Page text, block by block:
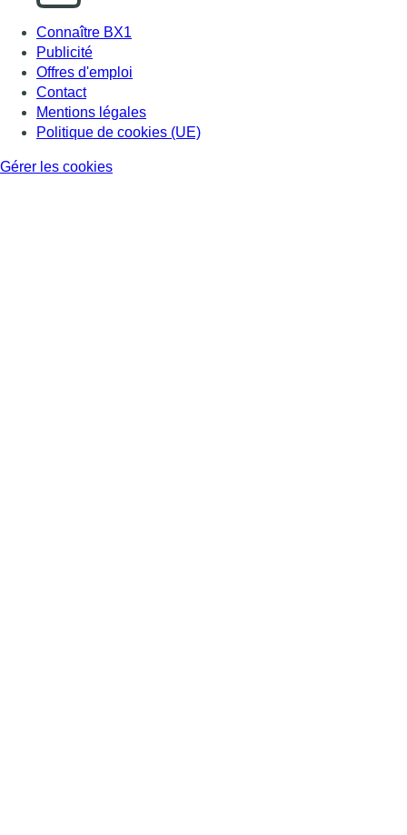
Connaître BX1
Publicité
Offres d'emploi
Contact
Mentions légales
Politique de cookies (UE)
Gérer les cookies